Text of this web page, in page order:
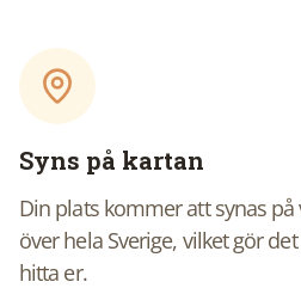
Syns på kartan
Din plats kommer att synas
över hela Sverige, vilket gör
hitta er.